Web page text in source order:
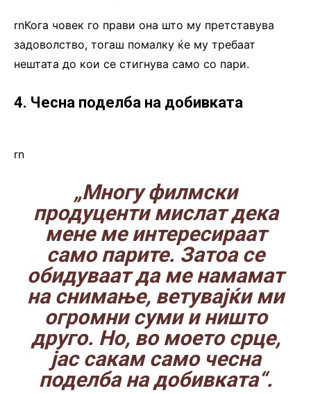
rnКога човек го прави она што му претставува
задоволство, тогаш помалку ќе му требаат
нештата до кои се стигнува само со пари.
4. Чесна поделба на добивката
rn
„Многу филмски
продуценти мислат дека
мене ме интересираат
само парите. Затоа се
обидуваат да ме намамат
на снимање, ветувајќи ми
огромни суми и ништо
друго. Но, во моето срце,
јас сакам само чесна
поделба на добивката“.